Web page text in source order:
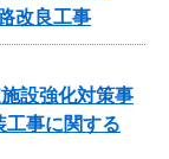
改良工事
設強化対策事
事に関する